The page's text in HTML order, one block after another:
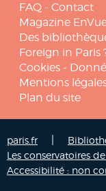
FAQ - Contact
Magazine
Des
Foreign in Paris
Cookies -
Mentions
Plan du site
paris.fr
Les conservatoires
Accessibilité : non